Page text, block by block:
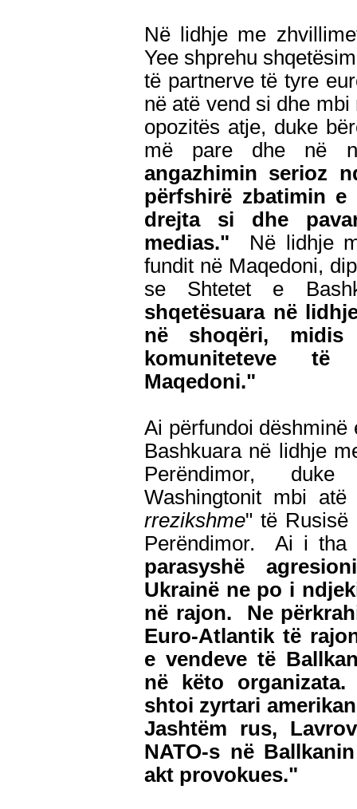
Në lidhje me
Yee shprehu
të partnerve të tyre
në atë vend si dhe
opozitës atje, duke
më pare dhe në
angazhimin serioz
përfshirë zbatimin
drejta si dhe
medias."
Në lidhje
fundit në Maqedoni,
se Shtetet e
shqetësuara në
në shoqëri, midis
komuniteteve
Maqedoni."
Ai përfundoi dëshminë
Bashkuara në lidhje
Perëndimor,
Washingtonit mbi
rrezikshme" të Rusisë
Perëndimor. Ai i tha
parasyshë
Ukrainë ne po i
në rajon. Ne
Euro-Atlantik të
e vendeve të
në këto
shtoi zyrtari
Jashtëm rus,
NATO-s në
akt provokues."